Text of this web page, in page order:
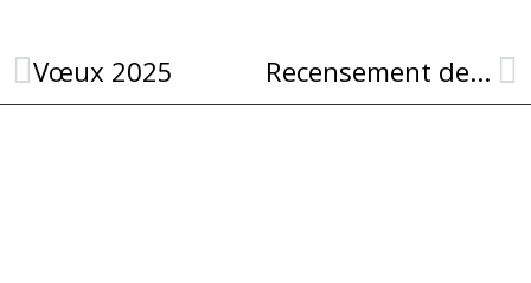
Vœux 2025 Recensement de la population